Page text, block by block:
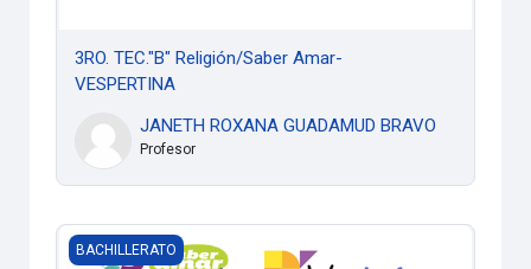
3RO. TEC."B" Religión/Saber Amar-
VESPERTINA
JANETH ROXANA GUADAMUD BRAVO
Profesor
3RO. TEC."A" Religión/Saber Amar- VESPERTINA
BACHILLERATO